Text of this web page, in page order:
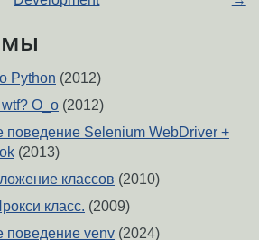
Python (2012)
O_o (2012)
поведение Selenium WebDriver +
(2013)
классов (2010)
класс. (2009)
поведение venv (2024)